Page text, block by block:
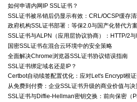
如何申请内网IP SSL证书？
SSL证书被吊销后仍显示有效：CRL/OCSP缓存
政府机构SSL证书部署：等保2.0与国产化替代方案
SSL证书与ALPN（应用层协议协商）：HTTP/2
国密SSL证书在混合云环境中的安全策略
全面解决Chrome浏览器SSL证书协议错误指南
SSL证书绑定域名还是IP？
Certbot自动续签配置优化：应对Let's Encrypt根
从免费到付费：企业SSL证书升级的商业价值与决
SSL证书与Diffie-Hellman密钥交换：前向保密（